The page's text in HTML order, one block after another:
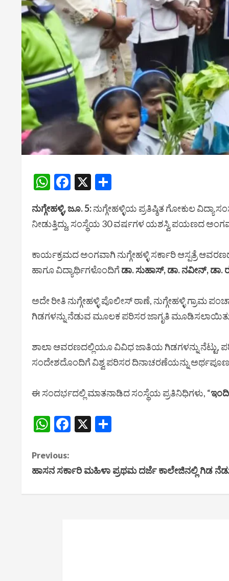
WhatsApp
Facebook
X
ನುಗ್ಗೇಹಳ್ಳಿ, ಜೂ. 5:ನುಗ್ಗೇಹಳ್ಳಿಯ ಪ್ರತಿಷ್ಠಿತ ಗೋಕುಲ ವಿದ್ಯಾ
ನೀಡುತ್ತಿದ್ದು, ಸಂಸ್ಥೆಯ 30 ವರ್ಷಗಳ ಯಶಸ್ವಿ ಪಯಣದ
ಕಾರ್ಯಕ್ರಮದ ಅಂಗವಾಗಿ ನುಗ್ಗೇಹಳ್ಳಿ ಸರ್ಕಾರಿ ಆಸ್ಪತ್ರೆ
ಹಾಗೂ ವಿದ್ಯಾರ್ಥಿಗಳೊಂದಿಗೆ ಡಾ. ಸುಹಾಸ್, ಡಾ. ನವೀನ್, ಡಾ.
ಅದೇ ರೀತಿ ನುಗ್ಗೇಹಳ್ಳಿ ಪೊಲೀಸ್ ಠಾಣೆ, ನುಗ್ಗೇಹಳ್ಳಿ
ಗಿಡಗಳನ್ನು ನೆಡುವ ಮೂಲಕ ಪರಿಸರ ಜಾಗೃತಿ
ಶಾಲಾ ಆವರಣದಲ್ಲಿಯೂ ವಿವಿಧ ಜಾತಿಯ ಗಿಡಗಳನ್ನು ನೆಟ್ಟು,
ಸಂದೇಶದೊಂದಿಗೆ ವಿಶ್ವ ಪರಿಸರ ದಿನಾಚರಣೆಯನ್ನು
ಈ ಸಂದರ್ಭದಲ್ಲಿ ಮಾತನಾಡಿದ ಸಂಸ್ಥೆಯ ಪ್ರತಿನಿಧಿಗಳು, “
WhatsApp
Facebook
X
C
o
Previous:
ಹಾಸನ ಸರ್ಕಾರಿ ಮಹಿಳಾ ಪ್ರಥಮ ದರ್ಜೆ ಕಾಲೇಜಿನಲ್ಲಿ ಗಿಡ